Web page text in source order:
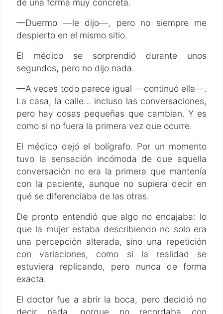
—Duermo —le dijo—, pero no siempre me
despierto en el mismo sitio.
El médico se sorprendió durante unos
segundos, pero no dijo nada.
—A veces todo parece igual —continuó ella—.
La casa, la calle… incluso las conversaciones,
pero hay cosas pequeñas que cambian. Y es
como si no fuera la primera vez que ocurre.
El médico dejó el bolígrafo. Por un momento
tuvo la sensación incómoda de que aquella
conversación no era la primera que mantenía
con la paciente, aunque no supiera decir en
qué se diferenciaba de las otras.
De pronto entendió que algo no encajaba: lo
que la mujer estaba describiendo no solo era
una percepción alterada, sino una repetición
con variaciones, como si la realidad se
estuviera replicando, pero nunca de forma
exacta.
El doctor fue a abrir la boca, pero decidió no
decir nada, porque no recordaba con